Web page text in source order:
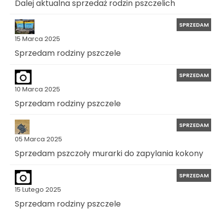
Dalej aktualna sprzedaż rodzin pszczelich
15 Marca 2025
SPRZEDAM
Sprzedam rodziny pszczele
10 Marca 2025
SPRZEDAM
Sprzedam rodziny pszczele
05 Marca 2025
SPRZEDAM
Sprzedam pszczoły murarki do zapylania kokony
15 Lutego 2025
SPRZEDAM
Sprzedam rodziny pszczele